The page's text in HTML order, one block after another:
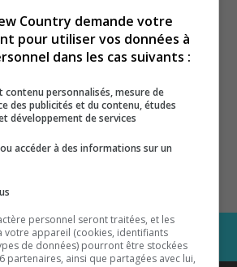
Country demande votre
pour utiliser vos données à
dans les cas suivants :
contenu personnalisés, mesure de
des publicités et du contenu, études
développement de services
accéder à des informations sur un
personnel seront traitées, et les
votre appareil (cookies, identifiants
de données) pourront être stockées
partenaires, ainsi que partagées avec lui,